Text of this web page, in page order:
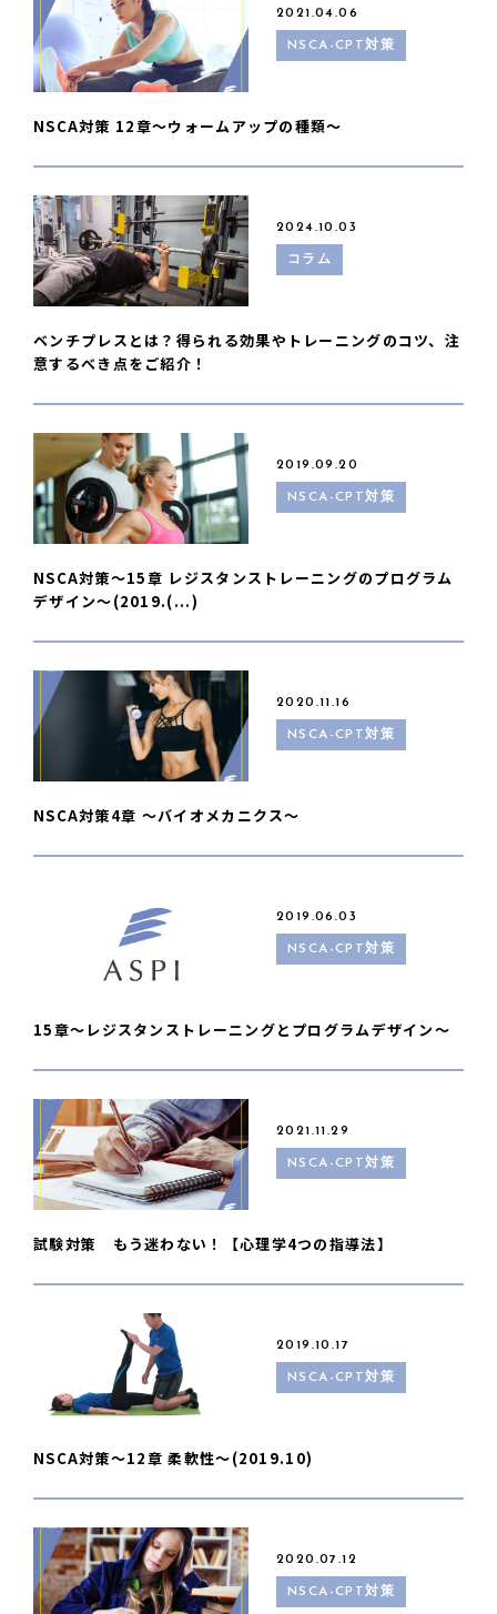
2021.04.06
NSCA-CPT対策
NSCA対策 12章〜ウォームアップの種類〜
2024.10.03
コラム
ベンチプレスとは？得られる効果やトレーニングのコツ、注
意するべき点をご紹介！
2019.09.20
NSCA-CPT対策
NSCA対策〜15章 レジスタンストレーニングのプログラム
デザイン〜(2019.(...)
2020.11.16
NSCA-CPT対策
NSCA対策4章 〜バイオメカニクス〜
2019.06.03
NSCA-CPT対策
15章〜レジスタンストレーニングとプログラムデザイン〜
2021.11.29
NSCA-CPT対策
試験対策 もう迷わない！【心理学4つの指導法】
2019.10.17
NSCA-CPT対策
NSCA対策〜12章 柔軟性〜(2019.10)
2020.07.12
NSCA-CPT対策